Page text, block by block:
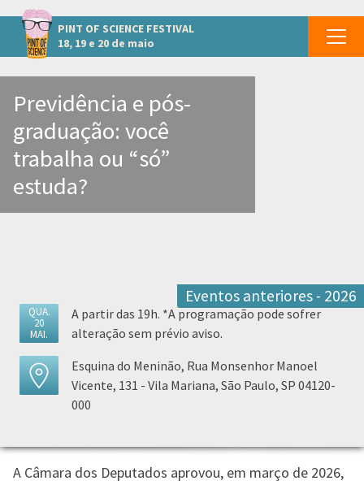
PINT OF SCIENCE FESTIVAL
18, 19 e 20 de maio
Outros eventos em São Paulo
Previdência e pós-
graduação: você
trabalha ou “só”
estuda?
Eventos anteriores - 2026
QUA.
20
MAI.
A partir das 19h. *A programação pode sofrer
alteração sem prévio aviso.
Esquina do Meninão, Rua Monsenhor Manoel
Vicente, 131 - Vila Mariana, São Paulo, SP 04120-
000
A Câmara dos Deputados aprovou, em março de 2026,